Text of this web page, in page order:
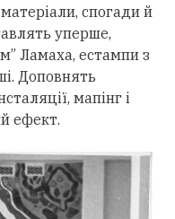
спогади й
уперше,
Ламаха, естампи з
Доповнять
мапінг і
ефект.